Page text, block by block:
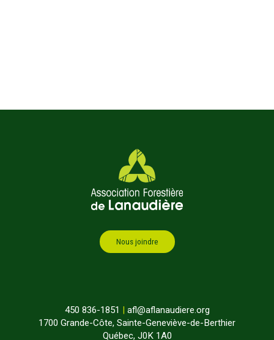
Nous joindre
450 836-1851
afl@aflanaudiere.org
1700 Grande-Côte, Sainte-Geneviève-de-Berthier
Québec, J0K 1A0